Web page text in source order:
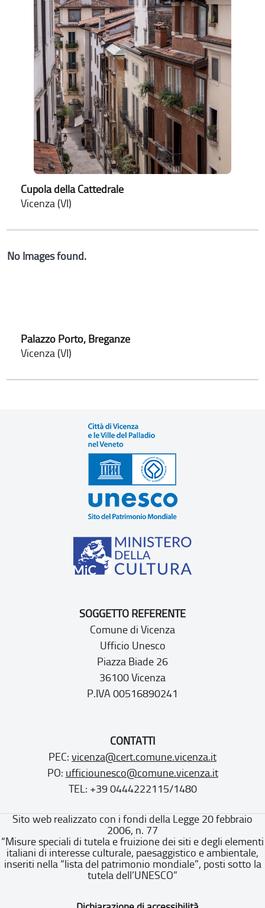
Cupola della Cattedrale
Vicenza (VI)
No Images found.
Palazzo Porto, Breganze
Vicenza (VI)
SOGGETTO REFERENTE
Comune di Vicenza
Ufficio Unesco
Piazza Biade 26
36100 Vicenza
P.IVA 00516890241
CONTATTI
PEC: vicenza@cert.comune.vicenza.it
PO: ufficiounesco@comune.vicenza.it
TEL: +39 0444222115/1480
Sito web realizzato con i fondi della Legge 20 febbraio
2006, n. 77
“Misure speciali di tutela e fruizione dei siti e degli elementi
italiani di interesse culturale, paesaggistico e ambientale,
inseriti nella “lista del patrimonio mondiale”, posti sotto la
tutela dell’UNESCO”